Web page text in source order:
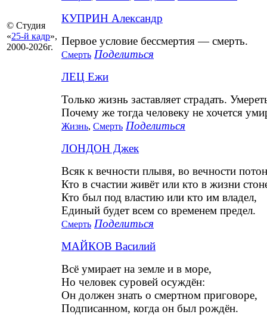
© Студия
«25-й кадр»,
2000-2026г.
КУПРИН Александр
Первое условие бессмертия — смерть.
Смерть Поделиться
ЛЕЦ Ежи
Только жизнь заставляет страдать.
Почему же тогда человеку не хочется
Жизнь, Смерть Поделиться
ЛОНДОН Джек
Всяк к вечности плывя, во вечности
Кто в счастии живёт или кто в жизни
Кто был под властию или кто им владел,
Единый будет всем со временем предел.
Смерть Поделиться
МАЙКОВ Василий
Всё умирает на земле и в море,
Но человек суровей осуждён:
Он должен знать о смертном приговоре,
Подписанном, когда он был рождён.